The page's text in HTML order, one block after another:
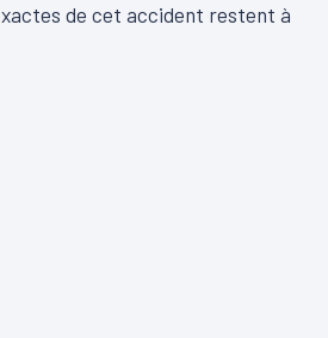
de cet accident restent à